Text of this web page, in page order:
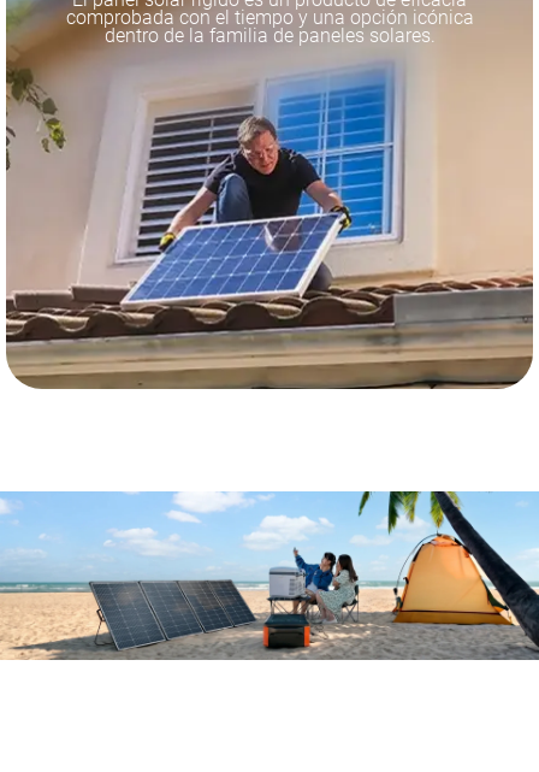
comprobada con el tiempo y una opción icónica
dentro de la familia de paneles solares.